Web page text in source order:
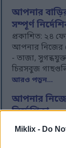
Miklix - Do
আপনার
সম্পূর্ণ
প্রকাশিত: ২৪
আপনার নিজের
- তাজা,
চিরসবুজ
আরও পড়ুন...
আপনার
নির্দেশিকা
প্রকাশিত: ২৪
নিজের লেটুস